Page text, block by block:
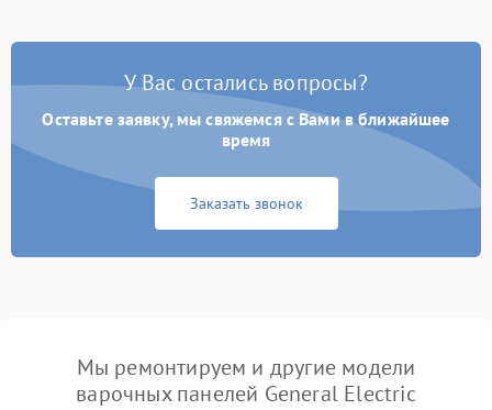
У Вас остались вопросы?
Оставьте заявку, мы свяжемся с Вами в ближайшее
время
Заказать звонок
Мы ремонтируем и другие модели
варочных панелей General Electric